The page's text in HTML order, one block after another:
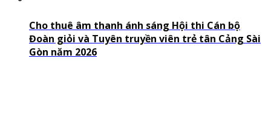
Cho thuê âm thanh ánh sáng Hội thi Cán bộ
Đoàn giỏi và Tuyên truyền viên trẻ tân Cảng Sài
Gòn năm 2026